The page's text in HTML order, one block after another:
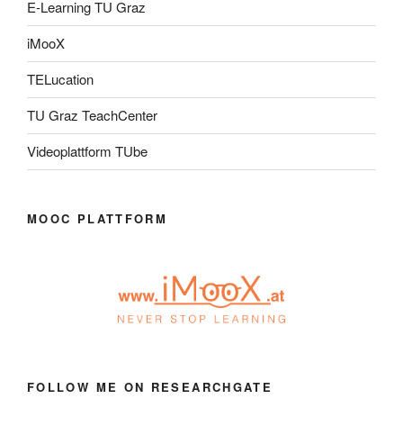
E-Learning TU Graz
iMooX
TELucation
TU Graz TeachCenter
Videoplattform TUbe
MOOC PLATTFORM
FOLLOW ME ON RESEARCHGATE